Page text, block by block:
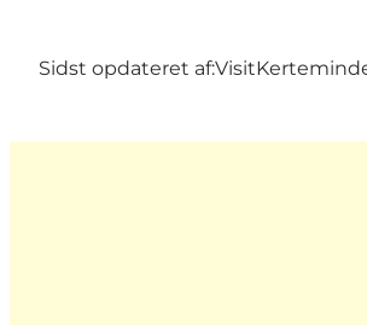
Sidst opdateret af: